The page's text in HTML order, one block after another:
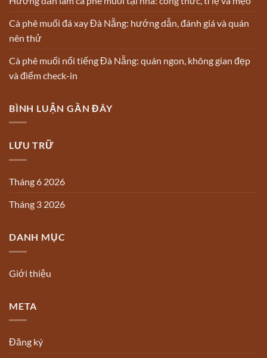
Cà phê muối đá xay Đà Nẵng: hướng dẫn, đánh giá và quán
nên thử
Cà phê muối nổi tiếng Đà Nẵng: quán ngon, không gian đẹp
và điểm check-in
BÌNH LUẬN GẦN ĐÂY
LƯU TRỮ
Tháng 6 2026
Tháng 3 2026
DANH MỤC
Giới thiệu
META
Đăng ký